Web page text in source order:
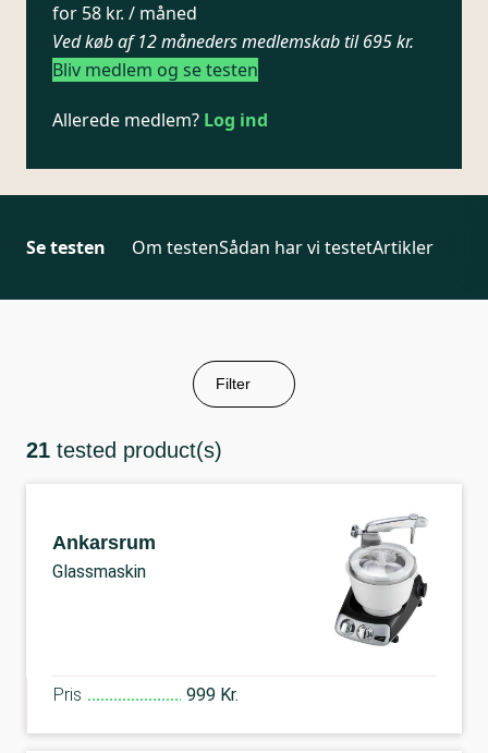
for 58 kr. / måned
Ved køb af 12 måneders medlemskab til 695 kr.
Bliv medlem og se testen
Allerede medlem? Log ind
Se testen Om testenSådan har vi testetArtikler
Filter
21 tested product(s)
Ankarsrum
Glassmaskin
Pris 999 Kr.